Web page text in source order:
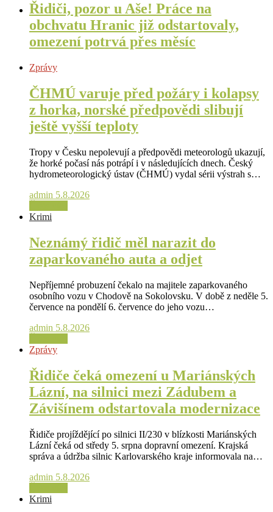
Řidiči, pozor u Aše! Práce na
obchvatu Hranic již odstartovaly,
omezení potrvá přes měsíc
Zprávy
ČHMÚ varuje před požáry i kolapsy
z horka, norské předpovědi slibují
ještě vyšší teploty
Tropy v Česku nepolevují a předpovědi meteorologů ukazují,
že horké počasí nás potrápí i v následujících dnech. Český
hydrometeorologický ústav (ČHMÚ) vydal sérii výstrah s…
admin 5.8.2026
Krimi
Neznámý řidič měl narazit do
zaparkovaného auta a odjet
Nepříjemné probuzení čekalo na majitele zaparkovaného
osobního vozu v Chodově na Sokolovsku. V době z neděle 5.
července na pondělí 6. července do jeho vozu…
admin 5.8.2026
Zprávy
Řidiče čeká omezení u Mariánských
Lázní, na silnici mezi Zádubem a
Závišínem odstartovala modernizace
Řidiče projíždějící po silnici II/230 v blízkosti Mariánských
Lázní čeká od středy 5. srpna dopravní omezení. Krajská
správa a údržba silnic Karlovarského kraje informovala na…
admin 5.8.2026
Krimi